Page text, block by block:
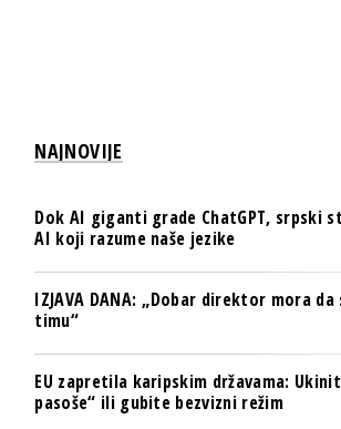
NAJNOVIJE
Dok AI giganti grade ChatGPT, srpski
AI koji razume naše jezike
IZJAVA DANA: „Dobar direktor mora da
timu“
EU zapretila karipskim državama:
pasoše“ ili gubite bezvizni režim